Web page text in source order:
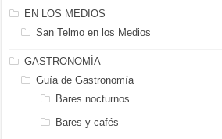
EN LOS MEDIOS
San Telmo en los Medios
GASTRONOMÍA
Guía de Gastronomía
Bares nocturnos
Bares y cafés